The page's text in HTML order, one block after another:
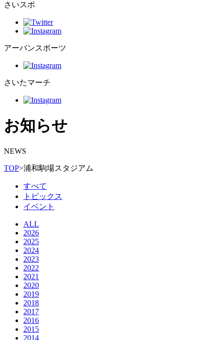
さいスポ
アーバンスポーツ
さいたマーチ
お知らせ
NEWS
TOP>浦和駒場スタジアム
すべて
トピックス
イベント
ALL
2026
2025
2024
2023
2022
2021
2020
2019
2018
2017
2016
2015
2014